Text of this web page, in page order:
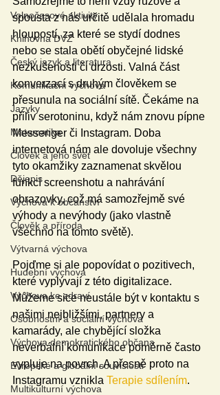
Volnočasové aktivity
Knihovna DVZ
Český jazyk a literatura
Komunikační výchova
Jazyky
Matematika
Člověk a jeho svět
Dějepis
Výchova k občanství
Člověk a příroda
Výtvarná výchova
Hudební výchova
Výchova ke zdraví
Osobnostní a sociální výchova
Výchova demokratického občana
Evropské a globální souvislosti
Multikulturní výchova
spousta z nás určitě udělala hromadu
hloupostí, za které se stydí dodnes
nebo se stala obětí obyčejné lidské
nezkušenosti či drzosti. Valná část
konverzací s druhým člověkem se
přesunula na sociální sítě. Čekáme na
přiliv serotoninu, když nám znovu pípne
Messenger či Instagram. Doba
internetová nám ale dovoluje všechny
tyto okamžiky zaznamenat skvělou
funkcí screenshotu a nahrávání
obrazovky, což má samozřejmě své
výhody a nevýhody (jako vlastně
všechno na tomto světě).
Pojďme si ale popovídat o pozitivech,
které vyplývají z této digitalizace.
Můžeme sice neustále být v kontaktu s
našimi nejbližšími, partnery a
kamarády, ale chybějící složka
neverbální komunikace poměrně často
vypluje na povrch. A přesně proto na
Instagramu vznikla Terapie sdílením.